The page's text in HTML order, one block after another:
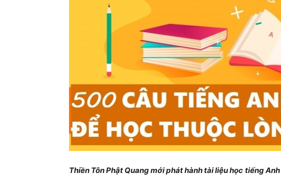
Thiền Tôn Phật Quang mới phát hành tài liệu học tiếng